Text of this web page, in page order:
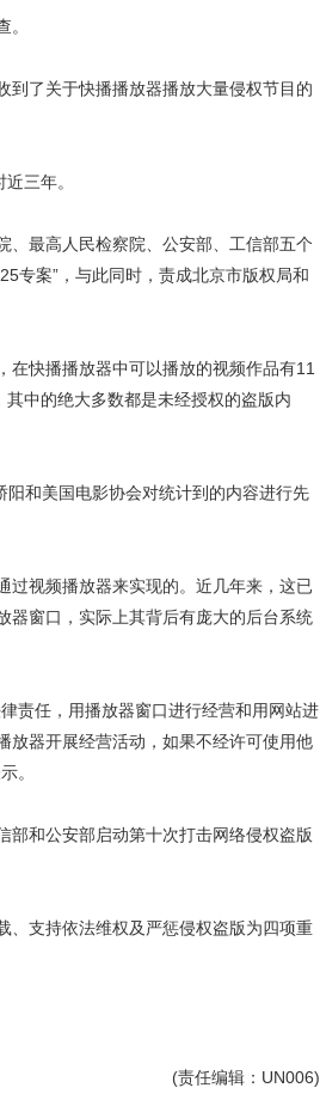
了关于快播播放器播放大量侵权节目的
三年。
最高人民检察院、公安部、工信部五个
专案”，与此同时，责成北京市版权局和
快播播放器中可以播放的视频作品有11
中的绝大多数都是未经授权的盗版内
和美国电影协会对统计到的内容进行先
视频播放器来实现的。近几年来，这已
器窗口，实际上其背后有庞大的后台系统
任，用播放器窗口进行经营和用网站进
放器开展经营活动，如果不经许可使用他
。
和公安部启动第十次打击网络侵权盗版
支持依法维权及严惩侵权盗版为四项重
(责任编辑：UN006)